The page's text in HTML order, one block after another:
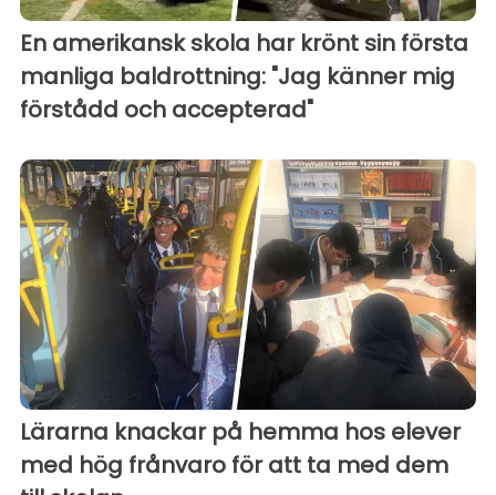
En amerikansk skola har krönt sin första
manliga baldrottning: "Jag känner mig
förstådd och accepterad"
Lärarna knackar på hemma hos elever
med hög frånvaro för att ta med dem